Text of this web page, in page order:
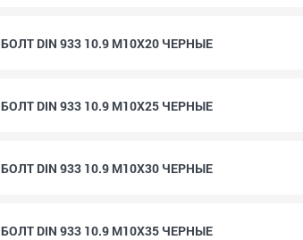
БОЛТ DIN 933 10.9 M10X20 ЧЕРНЫЕ
БОЛТ DIN 933 10.9 M10X25 ЧЕРНЫЕ
БОЛТ DIN 933 10.9 M10X30 ЧЕРНЫЕ
БОЛТ DIN 933 10.9 M10X35 ЧЕРНЫЕ